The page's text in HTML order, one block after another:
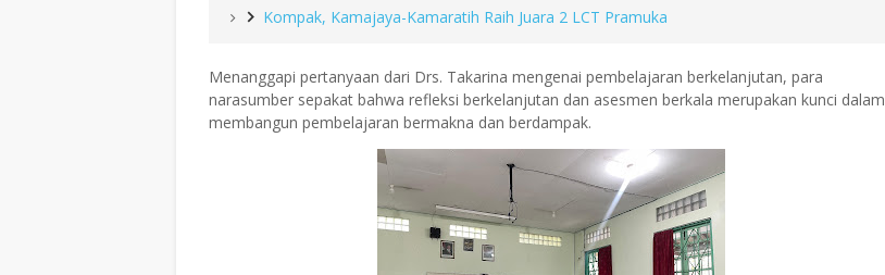
Kompak, Kamajaya-Kamaratih Raih Juara 2 LCT Pramuka
Menanggapi pertanyaan dari Drs. Takarina mengenai pembelajaran berkelanjutan, para
narasumber sepakat bahwa refleksi berkelanjutan dan asesmen berkala merupakan kunci dalam
membangun pembelajaran bermakna dan berdampak.